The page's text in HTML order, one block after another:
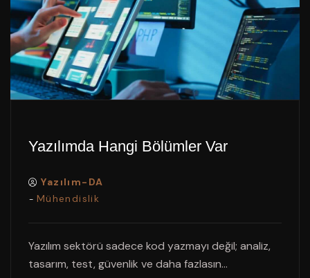
Yazılımda Hangi Bölümler Var
Yazılım-DA
- Mühendislik
Yazılım sektörü sadece kod yazmayı değil; analiz,
tasarım, test, güvenlik ve daha fazlasın...